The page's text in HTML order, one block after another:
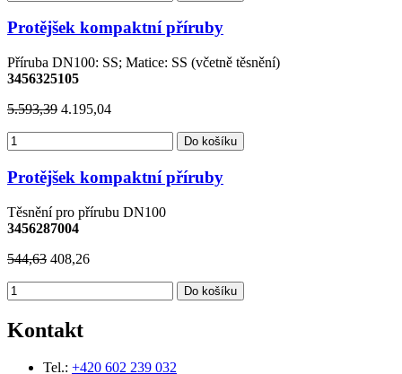
Protějšek kompaktní příruby
Příruba DN100: SS; Matice: SS (včetně těsnění)
3456325105
5.593,39 4.195,04
Do košíku
Protějšek kompaktní příruby
Těsnění pro přírubu DN100
3456287004
544,63 408,26
Do košíku
Kontakt
Tel.: +420 602 239 032